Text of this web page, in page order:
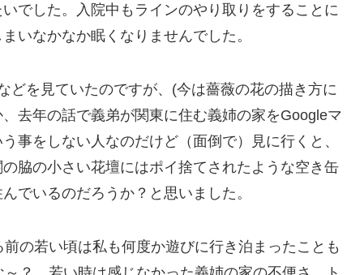
でした。入院中もラインのやり取りをすることに
いなかなか眠くなりませんでした。
どを見ていたのですが、(今は薔薇の花の描き方に
去年の話で義弟が関東に住む義姉の家をGoogleマ
事をしない人なのだけど（面倒で）見に行くと、
脇の小さい花壇にはポイ捨てされたような空き缶
でいるのだろうか？と思いました。
の若い頃は私も何度か遊びに行き泊まったことも